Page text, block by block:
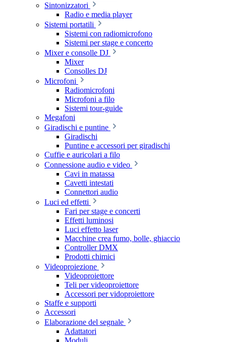
Sintonizzatori
Radio e media player
Sistemi portatili
Sistemi con radiomicrofono
Sistemi per stage e concerto
Mixer e consolle DJ
Mixer
Consolles DJ
Microfoni
Radiomicrofoni
Microfoni a filo
Sistemi tour-guide
Megafoni
Giradischi e puntine
Giradischi
Puntine e accessori per giradischi
Cuffie e auricolari a filo
Connessione audio e video
Cavi in matassa
Cavetti intestati
Connettori audio
Luci ed effetti
Fari per stage e concerti
Effetti luminosi
Luci effetto laser
Macchine crea fumo, bolle, ghiaccio
Controller DMX
Prodotti chimici
Videoproiezione
Videoproiettore
Teli per videoproiettore
Accessori per vidoproiettore
Staffe e supporti
Accessori
Elaborazione del segnale
Adattatori
Moduli